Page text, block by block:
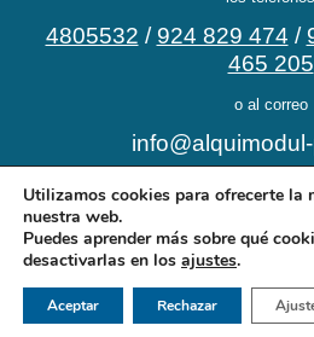
4805532 / 924 829 474 /
465 205
o al correo
©Copyright ALQUIMODUL SAC - 2017 -
(+511) 942 982 231 RUC: 20553956324 -
reclamaciones
Utilizamos cookies para ofrecerte la
nuestra web.
Puedes aprender más sobre qué
desactivarlas en los ajustes.
Aceptar Rechazar